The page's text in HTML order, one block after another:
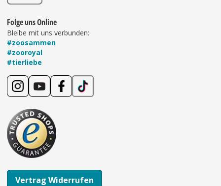
Folge uns Online
Bleibe mit uns verbunden:
#zoosammen
#zooroyal
#tierliebe
Vertrag Widerrufen